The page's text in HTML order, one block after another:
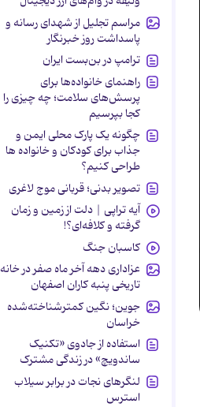
مراسم تجلیل از شهدای رسانه و
پاسداشت روز خبرنگار
ترامپ در بن‌بست ایران
راهنمای خانواده‌ها برای
پرسش‌های سلامت؛ چه چیزی را
کجا بپرسیم
چگونه یک پارک محلی ایمن و
جذاب برای کودکان و خانواده ها
طراحی کنیم؟
تصویر بدنی؛ قربانی موج لاغری
آیه تراپی | دلت از زمین و زمان
گرفته و کلافه‌ای؟!
کاسبان جنگ
عزاداری دهه آخر ماه صفر در خانه
تاریخی پنبه کاران اصفهان
جوین؛ نگین کمترشناخته‌شده
خراسان
استفاده از جادوی «تکنیک
ساندویچ» در زندگی مشترک
لنگرهای نجات در برابر سیلاب
استرس